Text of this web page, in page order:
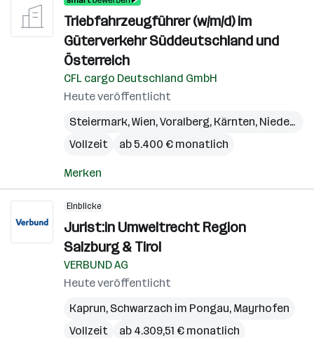
Triebfahrzeugführer (w/m/d) im
Güterverkehr Süddeutschland und
Österreich
CFL cargo Deutschland GmbH
Heute veröffentlicht
Steiermark,Wien,Voralberg, Kärnten, Niederösterreich
Vollzeit
ab 5.400 € monatlich
Merken
Einblicke
Jurist:in Umweltrecht Region
Salzburg & Tirol
VERBUND AG
Heute veröffentlicht
Kaprun, Schwarzach im Pongau, Mayrhofen
Vollzeit
ab 4.309,51 € monatlich